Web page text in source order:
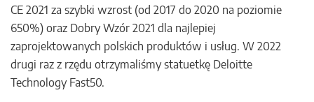
CE 2021 za szybki wzrost (od 2017 do 2020 na poziomie
650%) oraz Dobry Wzór 2021 dla najlepiej
zaprojektowanych polskich produktów i usług. W 2022
drugi raz z rzędu otrzymaliśmy statuetkę Deloitte
Technology Fast50.